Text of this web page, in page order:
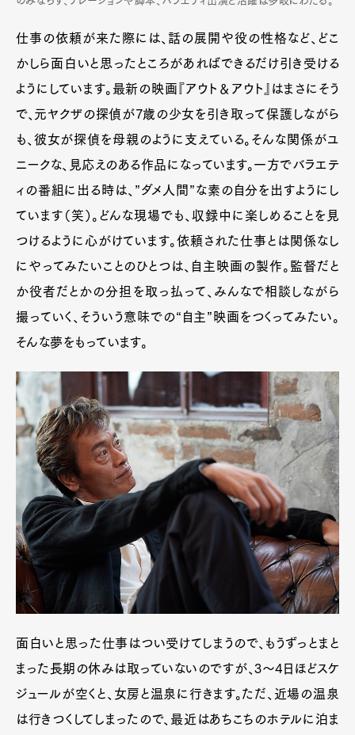
仕事の依頼が来た際には、話の展開や役の性格など、どこ
かしら面白いと思ったところがあればできるだけ引き受ける
ようにしています。最新の映画『アウト＆アウト』はまさにそう
で、元ヤクザの探偵が7歳の少女を引き取って保護しながら
も、彼女が探偵を母親のように支えている。そんな関係がユ
ニークな、見応えのある作品になっています。一方でバラエテ
ィの番組に出る時は、”ダメ人間”な素の自分を出すようにし
ています（笑）。どんな現場でも、収録中に楽しめることを見
つけるように心がけています。依頼された仕事とは関係なし
にやってみたいことのひとつは、自主映画の製作。監督だと
か役者だとかの分担を取っ払って、みんなで相談しながら
撮っていく、そういう意味での“自主”映画をつくってみたい。
そんな夢をもっています。
面白いと思った仕事はつい受けてしまうので、もうずっとまと
まった長期の休みは取っていないのですが、3〜4日ほどスケ
ジュールが空くと、女房と温泉に行きます。ただ、近場の温泉
は行きつくしてしまったので、最近はあちこちのホテルに泊ま